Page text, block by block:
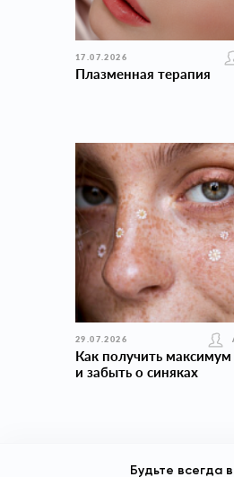
17.07.2026
Плазменная терапия
29.07.2026
Как получить
и забыть о синяках
Будьте всегда